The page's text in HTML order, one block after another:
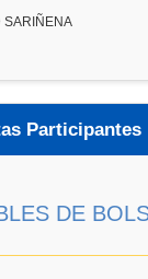
SARIÑENA
Participantes
DE